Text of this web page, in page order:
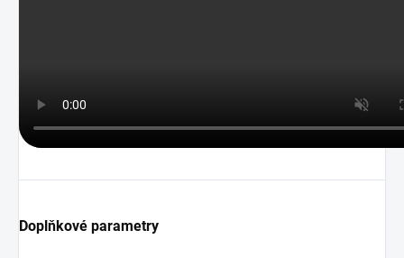
Doplňkové parametry